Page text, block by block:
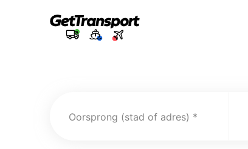
Oorsprong (stad of adres)